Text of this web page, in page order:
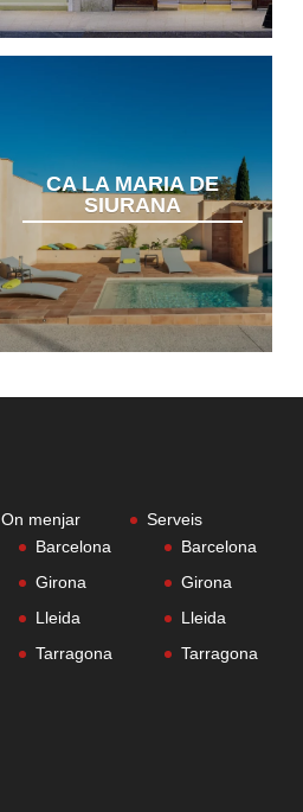
CA LA MARIA DE
SIURANA
On menjar
Barcelona
Girona
Lleida
Tarragona
Serveis
Barcelona
Girona
Lleida
Tarragona